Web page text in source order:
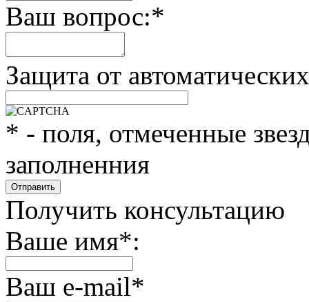
Ваш вопрос:*
Защита от
* - поля, отмеченные
заполненния
Получить консультацию
Ваше имя*:
Ваш e-mail*